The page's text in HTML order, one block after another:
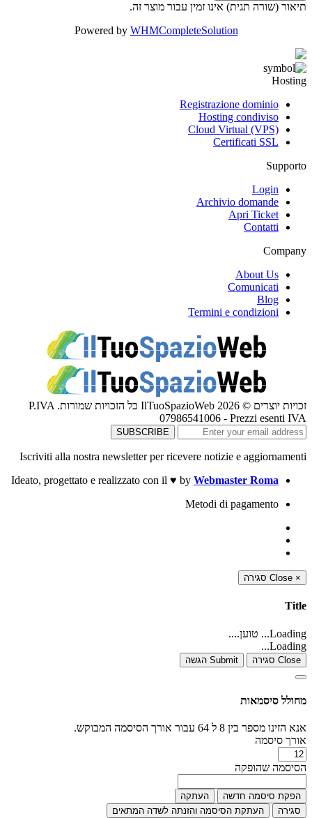
תיאור (שורה תגית) אינו זמין עבור מוצר זה.
Powered by WHMCompleteSolution
Hosting
Registrazione dominio
Hosting condiviso
Cloud Virtual (VPS)
Certificati SSL
Supporto
Login
Archivio domande
Apri Ticket
Contatti
Company
About Us
Comunicati
Blog
Termini e condizioni
זכויות יוצרים © 2026 IlTuoSpazioWeb כל הזכויות שמורות. P.IVA
07986541006 - Prezzi esenti IVA
Iscriviti alla nostra newsletter per ricevere notizie e aggiornamenti
Ideato, progettato e realizzato con il ♥ by Webmaster Roma
Metodi di pagamento
×
Close סגירה
Title
Loading... טוען....
Loading...
Close סגירה Submit הגשה
מחולל סיסמאות
אנא הזינו מספר בין 8 ל 64 עבור אורך הסיסמה המבוקש.
אורך סיסמה
הסיסמה שהופקה
הפקת סיסמה חדשה
העתקה
סגירה
העתקת הסיסמה והזנתה לשדה המתאים